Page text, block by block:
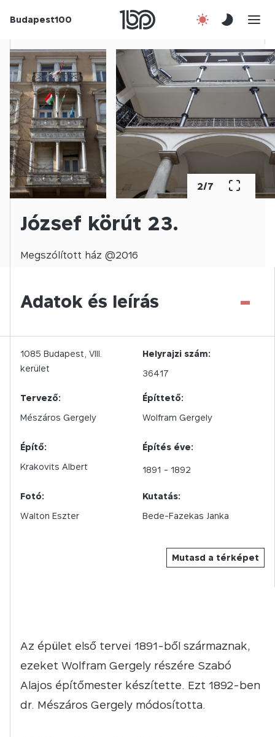
Budapest100
Csatlakozz!
Kapcsolat
En
2/7
József körút 23.
Megszólított ház @2016
Adatok és leírás -
Mutasd a térképet
1085 Budapest, VIII.
kerület
Helyrajzi szám:
36417
Tervező:
Mészáros Gergely
Építtető:
Wolfram Gergely
Építő:
Krakovits Albert
Építés éve:
1891 - 1892
Fotó:
Walton Eszter
Kutatás:
Bede-Fazekas Janka
Az épület első tervei 1891-ből származnak,
ezeket Wolfram Gergely részére Szabó
Alajos építőmester készítette. Ezt 1892-ben
dr. Mészáros Gergely módosította.